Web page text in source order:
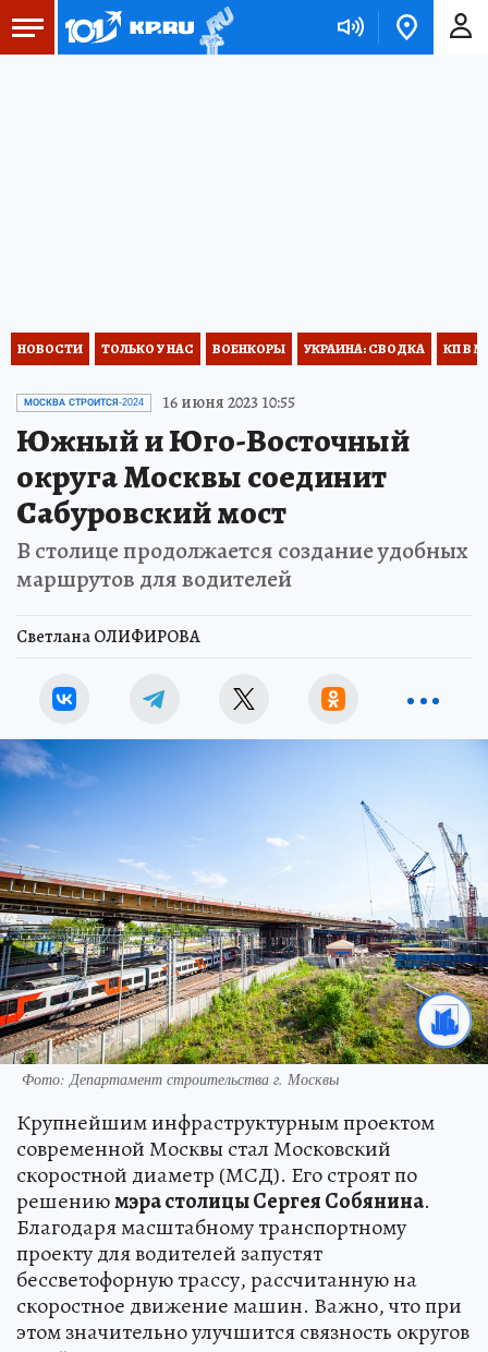
НОВОСТИ ТОЛЬКО У НАС ВОЕНКОРЫ УКРАИНА: СВОДКА КП В
МОСКВА СТРОИТСЯ-2024 16 июня 2023 10:55
Южный и Юго-Восточный
округа Москвы соединит
Сабуровский мост
В столице продолжается создание удобных
маршрутов для водителей
Светлана ОЛИФИРОВА
Фото: Департамент строительства г. Москвы
Крупнейшим инфраструктурным проектом
современной Москвы стал Московский
скоростной диаметр (МСД). Его строят по
решениюмэра столицы Сергея Собянина.
Благодаря масштабному транспортному
проекту для водителей запустят
бессветофорную трассу, рассчитанную на
скоростное движение машин. Важно, что при
этом значительно улучшится связность округов